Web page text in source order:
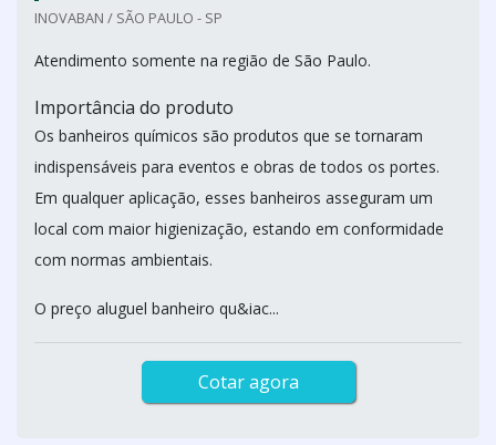
INOVABAN / SÃO PAULO - SP
Atendimento somente na região de São Paulo.
Importância do produto
Os banheiros químicos são produtos que se tornaram
indispensáveis para eventos e obras de todos os portes.
Em qualquer aplicação, esses banheiros asseguram um
local com maior higienização, estando em conformidade
com normas ambientais.
O preço aluguel banheiro qu&iac...
Cotar agora